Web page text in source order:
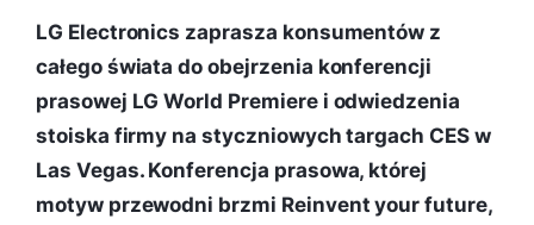
LG Electronics zaprasza konsumentów z
całego świata do obejrzenia konferencji
prasowej LG World Premiere i odwiedzenia
stoiska firmy na styczniowych targach CES w
Las Vegas. Konferencja prasowa, której
motyw przewodni brzmi Reinvent your future,